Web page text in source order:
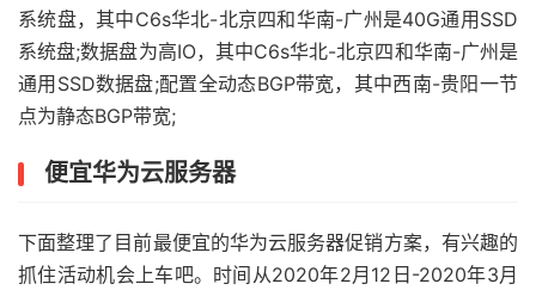
系统盘，其中C6s华北-北京四和华南-广州是40G通用SSD
系统盘;数据盘为高IO，其中C6s华北-北京四和华南-广州是
通用SSD数据盘;配置全动态BGP带宽，其中西南-贵阳一节
点为静态BGP带宽;
便宜华为云服务器
下面整理了目前最便宜的华为云服务器促销方案，有兴趣的
抓住活动机会上车吧。时间从2020年2月12日-2020年3月